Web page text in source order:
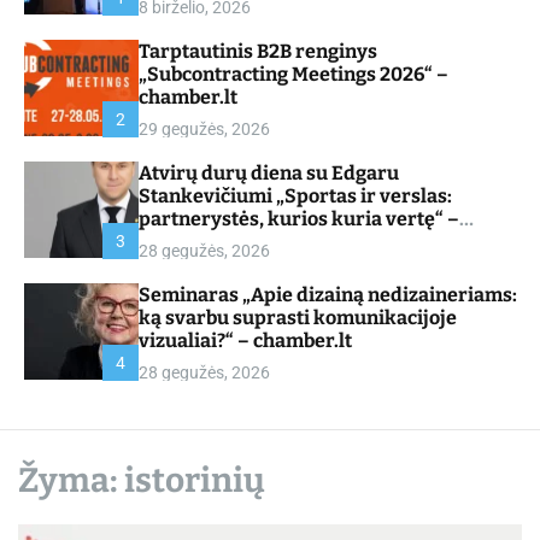
8 birželio, 2026
2
Tarptautinis B2B renginys
„Subcontracting Meetings 2026“ –
chamber.lt
29 gegužės, 2026
3
Atvirų durų diena su Edgaru
Stankevičiumi „Sportas ir verslas:
partnerystės, kurios kuria vertę“ –
chamber.lt
28 gegužės, 2026
4
Seminaras „Apie dizainą nedizaineriams:
ką svarbu suprasti komunikacijoje
vizualiai?“ – chamber.lt
28 gegužės, 2026
Žyma: istorinių